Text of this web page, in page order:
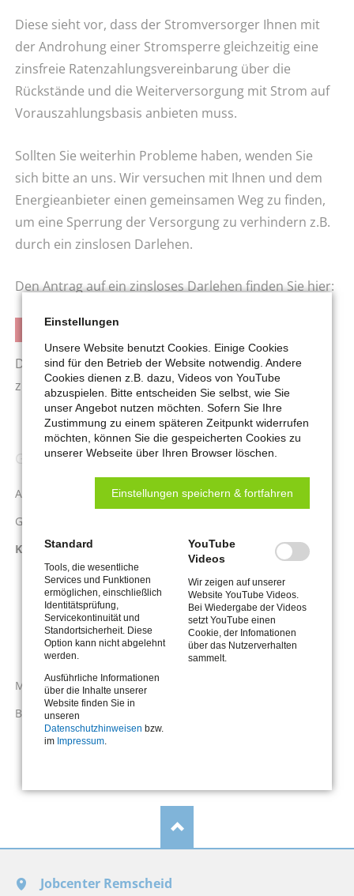
Diese sieht vor, dass der Stromversorger Ihnen mit
der Androhung einer Stromsperre gleichzeitig eine
zinsfreie Ratenzahlungsvereinbarung über die
Rückstände und die Weiterversorgung mit Strom auf
Vorauszahlungsbasis anbieten muss.
Sollten Sie weiterhin Probleme haben, wenden Sie
sich bitte an uns. Wir versuchen mit Ihnen und dem
Energieanbieter einen gemeinsamen Weg zu finden,
um eine Sperrung der Versorgung zu verhindern z.B.
durch ein zinslosen Darlehen.
Den Antrag auf ein zinsloses Darlehen finden Sie hier:
ANTRAG ZINSLOSES DARLEHEN
Die Verbraucherzentrale NRWinformiert Sie gerne
zum Thema "Strom sparen".
Navigation
GELD
Antragstellung
Grundsicherungsgeld
Kosten der Unterkunft
Neben- und Betriebskosten
Stromkosten - Stromschulden
Mietschulden
Auszug unter 25 Jahren
Mehrbedarfe, Erstausstattungen und Schulbücher
Bildung und Teilhabe
Jobcenter Remscheid
Einstellungen
Unsere Website benutzt Cookies. Einige Cookies
sind für den Betrieb der Website notwendig. Andere
Cookies dienen z.B. dazu, Videos von YouTube
abzuspielen. Bitte entscheiden Sie selbst, wie Sie
unser Angebot nutzen möchten. Sofern Sie Ihre
Zustimmung zu einem späteren Zeitpunkt widerrufen
möchten, können Sie die gespeicherten Cookies zu
unserer Webseite über Ihren Browser löschen.
Einstellungen speichern & fortfahren
Standard
Tools, die wesentliche
Services und Funktionen
ermöglichen, einschließlich
Identitätsprüfung,
Servicekontinuität und
Standortsicherheit. Diese
Option kann nicht abgelehnt
werden.
Ausführliche Informationen
über die Inhalte unserer
Website finden Sie in
unseren
Datenschutzhinweisen bzw.
im Impressum.
YouTube
Videos
Wir zeigen auf unserer
Website YouTube Videos.
Bei Wiedergabe der Videos
setzt YouTube einen
Cookie, der Infomationen
über das Nutzerverhalten
sammelt.